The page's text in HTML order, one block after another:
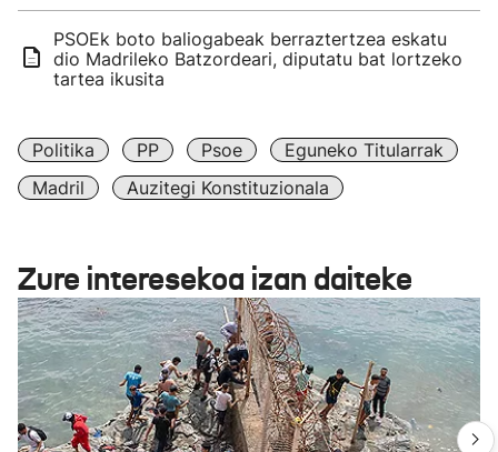
PSOEk boto baliogabeak berraztertzea eskatu
dio Madrileko Batzordeari, diputatu bat lortzeko
tartea ikusita
Politika PP Psoe
Eguneko Titularrak
Madril
Auzitegi Konstituzionala
Zure interesekoa izan daiteke